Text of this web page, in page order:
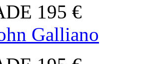
195 €
Galliano